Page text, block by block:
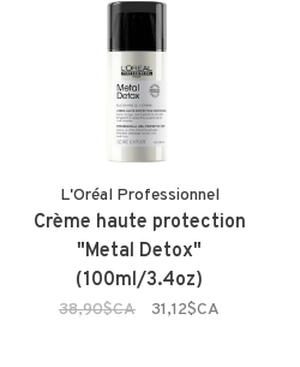
L'Oréal Professionnel
Crème haute protection
"Metal Detox"
(100ml/3.4oz)
38,90$CA 31,12$CA